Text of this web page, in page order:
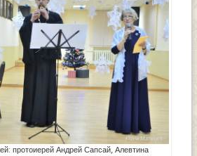
протоиерей Андрей Сапсай, Алевтина